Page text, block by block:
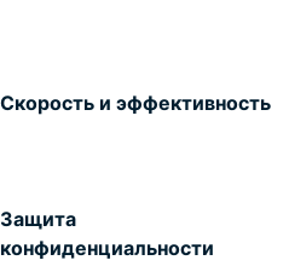
Скорость и эффективность
Защита
конфиденциальности